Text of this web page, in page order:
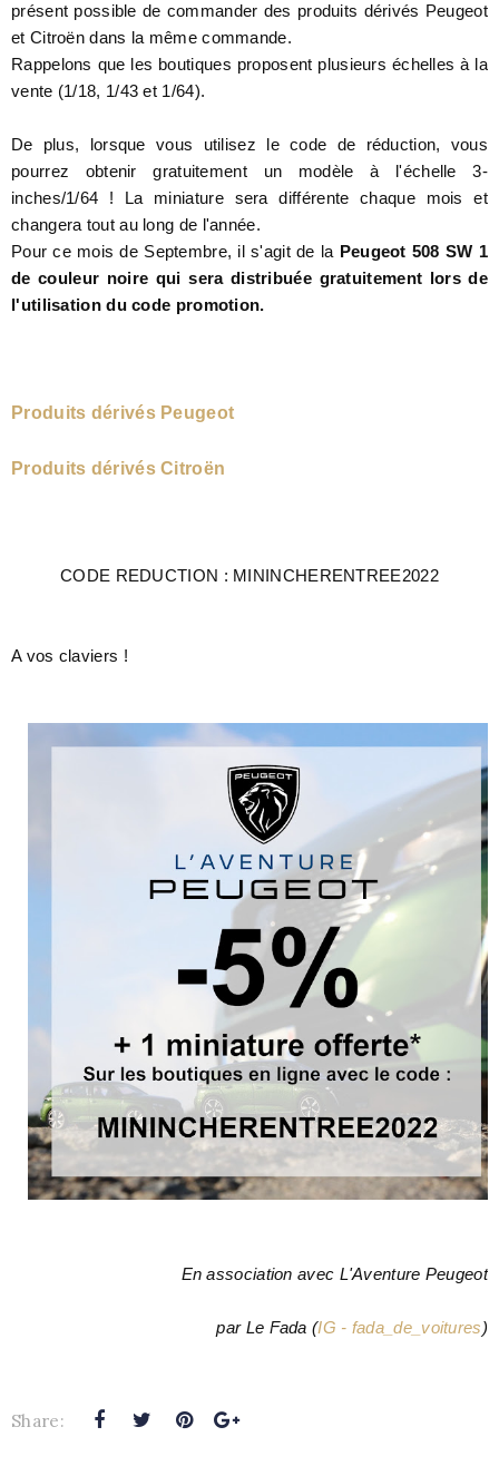
présent possible de commander des produits dérivés Peugeot
et Citroën dans la même commande.
Rappelons que les boutiques proposent plusieurs échelles à la
vente (1/18, 1/43 et 1/64).
De plus, lorsque vous utilisez le code de réduction, vous
pourrez obtenir gratuitement un modèle à l'échelle 3-
inches/1/64 ! La miniature sera différente chaque mois et
changera tout au long de l'année.
Pour ce mois de Septembre, il s'agit de la Peugeot 508 SW 1
de couleur noire qui sera distribuée gratuitement lors de
l'utilisation du code promotion.
Produits dérivés Peugeot
Produits dérivés Citroën
CODE REDUCTION : MININCHERENTREE2022
A vos claviers !
En association avec L'Aventure Peugeot
par Le Fada(IG - fada_de_voitures)
Share: